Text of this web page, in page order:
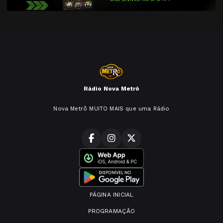
Rádio Nova Metrô
Nova Metrô MUITO MAIS que uma Rádio
PÁGINA INICIAL
PROGRAMAÇÃO